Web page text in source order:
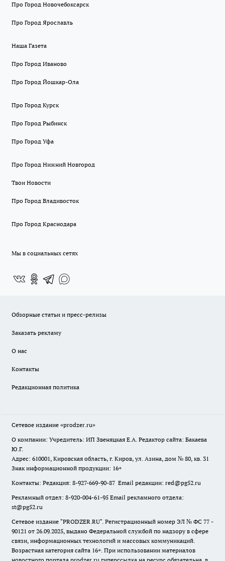
Про Город Новочебоксарск
Про Город Ярославль
Наша Газета
Про Город Иваново
Про Город Йошкар-Ола
Про Город Курск
Про Город Рыбинск
Про Город Уфа
Про Город Нижний Новгород
Твои Новости
Про Город Владивосток
Про Город Краснодара
Мы в социальных сетях
Обзорные статьи и пресс-релизы
Заказать рекламу
О нас
Контакты
Редакционная политика
Сетевое издание «prodzer.ru»
О компании: Учредитель: ИП Звеняцкая Е.А. Редактор сайта: Бакаева
Ю.Г.
Адрес: 610001, Кировская область, г. Киров, ул. Азина, дом № 80, кв. 31
Знак информационной продукции: 16+
Контакты: Редакция: 8-927-669-90-87 Email редакции: red@pg52.ru
Рекламный отдел: 8-920-004-61-95 Email рекламного отдела:
st@pg52.ru
Сетевое издание "PRODZER.RU". Регистрационный номер ЭЛ № ФС 77 -
90121 от 26.09.2025, выдано Федеральной службой по надзору в сфере
связи, информационных технологий и массовых коммуникаций.
Возрастная категория сайта 16+. При использовании материалов